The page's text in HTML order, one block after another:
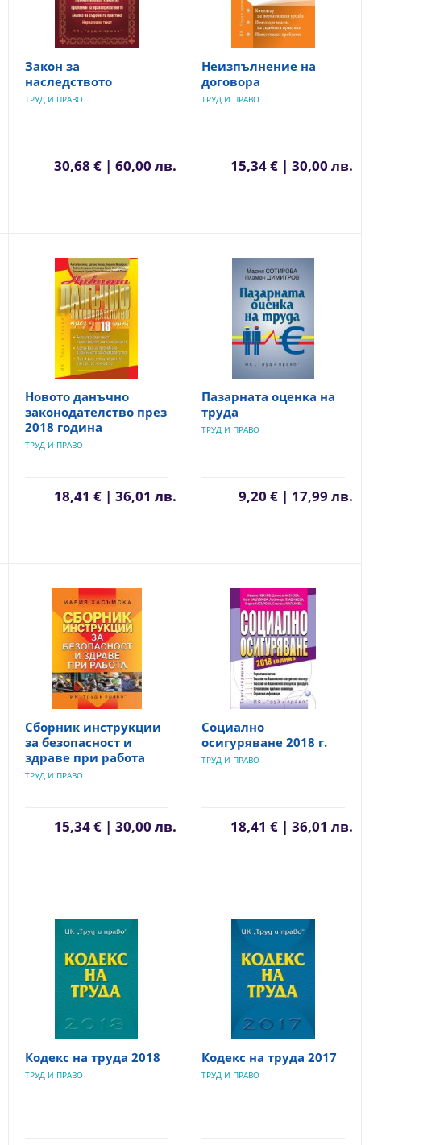
Закон за
наследството
ТРУД И ПРАВО
30,68 € | 60,00 лв.
Неизпълнение на
договора
ТРУД И ПРАВО
15,34 € | 30,00 лв.
Новото данъчно
законодателство през
2018 година
ТРУД И ПРАВО
18,41 € | 36,01 лв.
Пазарната оценка на
труда
ТРУД И ПРАВО
9,20 € | 17,99 лв.
Сборник инструкции
за безопасност и
здраве при работа
ТРУД И ПРАВО
15,34 € | 30,00 лв.
Социално
осигуряване 2018 г.
ТРУД И ПРАВО
18,41 € | 36,01 лв.
Кодекс на труда 2018
ТРУД И ПРАВО
Кодекс на труда 2017
ТРУД И ПРАВО